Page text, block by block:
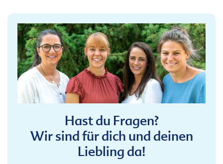
Hast du Fragen?
Wir sind für dich und deinen
Liebling da!